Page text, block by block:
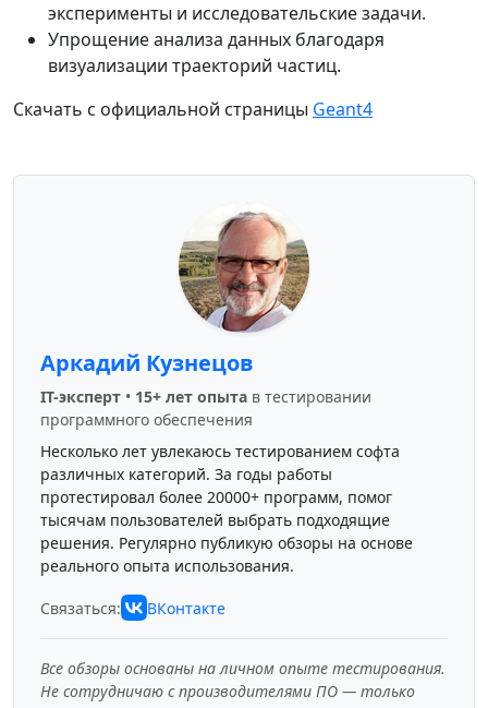
эксперименты и исследовательские задачи.
Упрощение анализа данных благодаря
визуализации траекторий частиц.
Скачать с официальной страницы Geant4
Аркадий Кузнецов
IT-эксперт • 15+ лет опыта в тестировании
программного обеспечения
Несколько лет увлекаюсь тестированием софта
различных категорий. За годы работы
протестировал более 20000+ программ, помог
тысячам пользователей выбрать подходящие
решения. Регулярно публикую обзоры на основе
реального опыта использования.
Связаться: ВКонтакте
Все обзоры основаны на личном опыте тестирования.
Не сотрудничаю с производителями ПО — только